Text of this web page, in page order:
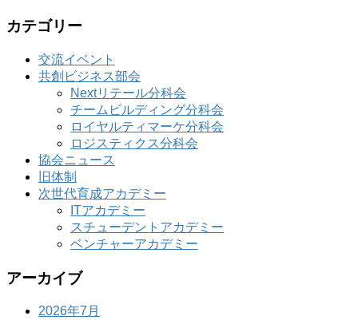
カテゴリー
交流イベント
共創ビジネス部会
Nextリテール分科会
チームビルディング分科会
ロイヤルティマーケ分科会
ロジスティクス分科会
協会ニュース
旧体制
次世代育成アカデミー
ITアカデミー
スチューデントアカデミー
ベンチャーアカデミー
アーカイブ
2026年7月